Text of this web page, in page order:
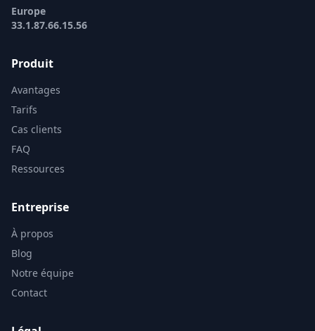
Europe
33.1.87.66.15.56
Produit
Avantages
Tarifs
Cas clients
FAQ
Ressources
Entreprise
À propos
Blog
Notre équipe
Contact